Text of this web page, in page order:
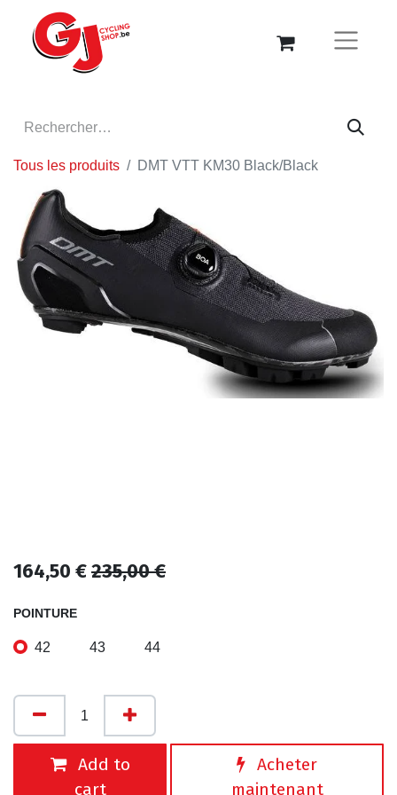
Tous les produits DMT VTT KM30 Black/Black
164,50 €235,00€
POINTURE
42 43 44
Add to
cart
Acheter
maintenant